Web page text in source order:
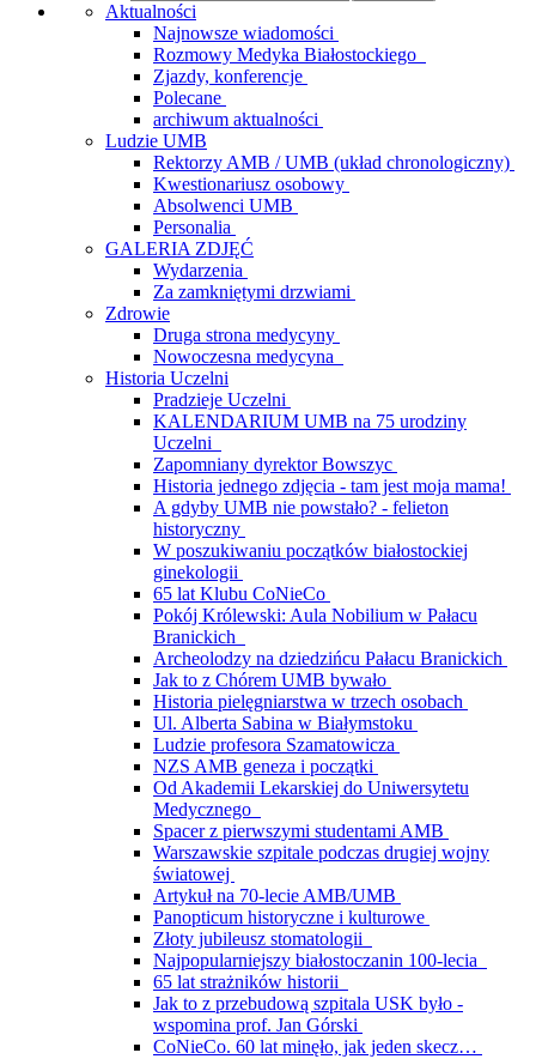
Aktualności
Najnowsze wiadomości
Rozmowy Medyka Białostockiego
Zjazdy, konferencje
Polecane
archiwum aktualności
Ludzie UMB
Rektorzy AMB / UMB (układ chronologiczny)
Kwestionariusz osobowy
Absolwenci UMB
Personalia
GALERIA ZDJĘĆ
Wydarzenia
Za zamkniętymi drzwiami
Zdrowie
Druga strona medycyny
Nowoczesna medycyna
Historia Uczelni
Pradzieje Uczelni
KALENDARIUM UMB na 75 urodziny
Uczelni
Zapomniany dyrektor Bowszyc
Historia jednego zdjęcia - tam jest moja mama!
A gdyby UMB nie powstało? - felieton
historyczny
W poszukiwaniu początków białostockiej
ginekologii
65 lat Klubu CoNieCo
Pokój Królewski: Aula Nobilium w Pałacu
Branickich
Archeolodzy na dziedzińcu Pałacu Branickich
Jak to z Chórem UMB bywało
Historia pielęgniarstwa w trzech osobach
Ul. Alberta Sabina w Białymstoku
Ludzie profesora Szamatowicza
NZS AMB geneza i początki
Od Akademii Lekarskiej do Uniwersytetu
Medycznego
Spacer z pierwszymi studentami AMB
Warszawskie szpitale podczas drugiej wojny
światowej
Artykuł na 70-lecie AMB/UMB
Panopticum historyczne i kulturowe
Złoty jubileusz stomatologii
Najpopularniejszy białostoczanin 100-lecia
65 lat strażników historii
Jak to z przebudową szpitala USK było -
wspomina prof. Jan Górski
CoNieCo. 60 lat minęło, jak jeden skecz…